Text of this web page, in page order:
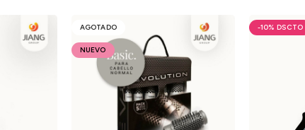
AGOTADO
NUEVO
-10%